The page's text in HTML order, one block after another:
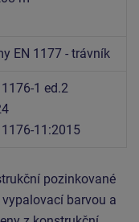
EN 1177 - trávník
1176-1 ed.2
1176-11:2015
pozinkované
barvou a